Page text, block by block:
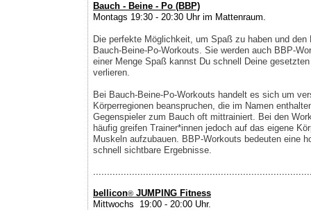
Bauch - Beine - Po (BBP)
Montags 19:30 - 20:30 Uhr im Mattenraum.
Die perfekte Möglichkeit, um Spaß zu haben und
Bauch-Beine-Po-Workouts. Sie werden auch BBP-
einer Menge Spaß kannst Du schnell Deine
verlieren.
Bei Bauch-Beine-Po-Workouts handelt es sich um
Körperregionen beanspruchen, die im Namen
Gegenspieler zum Bauch oft mittrainiert. Bei den
häufig greifen Trainer*innen jedoch auf das eigene
Muskeln aufzubauen. BBP-Workouts bedeuten eine
schnell sichtbare Ergebnisse.
bellicon® JUMPING Fitness
Mittwochs
19:00 - 20:00 Uhr.